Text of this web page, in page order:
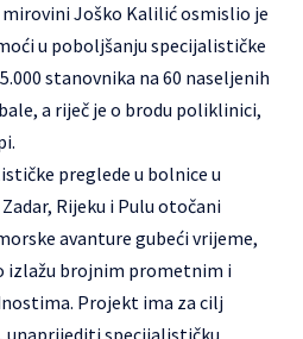
Joško Kalilić osmislio je
u poboljšanju specijalističke
stanovnika na 60 naseljenih
a riječ je o brodu poliklinici,
preglede u bolnice u
Rijeku i Pulu otočani
avanture gubeći vrijeme,
izlažu brojnim prometnim i
Projekt ima za cilj
specijalističku